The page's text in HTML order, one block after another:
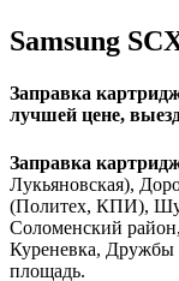
Samsung
Заправка
лучшей цене,
Заправка
Лукьяновская),
(Политех, КПИ),
Соломенский
Куреневка, Дружбы
площадь.